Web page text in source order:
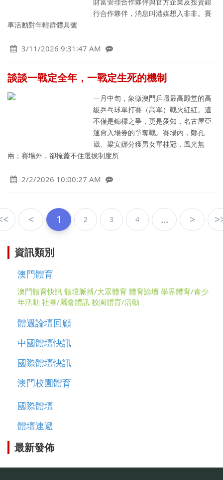
行合作夥伴，消息叫港媒想入非非。賽
車活動對年輕群體具號
3/11/2026 9:31:47 AM
談談一戰定全年，一戰定生死的機制
一月中旬，象徵澳門乒壇最高殿堂的高
級乒乓球單打賽（高單）戰火紅紅。這
不僅是錦標之爭，更是愛知．名古屋亞
運會入場券的爭奪戰。賽場內，鄭孔
崴、梁安娜分獲男女單桂冠，風光無
兩；賽場外，卻掩蓋不住選拔制度所
2/2/2026 10:00:27 AM
< 1 2 3 4 ... >
資訊類別
澳門體育
澳門體育快訊 體壇脈搏/大眾體育 體育論壇 學界體育/青少
年活動 社團/屬會體訊 校園體育/活動
體週論壇回顧
中國體壇快訊
國際體壇快訊
澳門校園體育
國際體壇
體壇速遞
最新發佈